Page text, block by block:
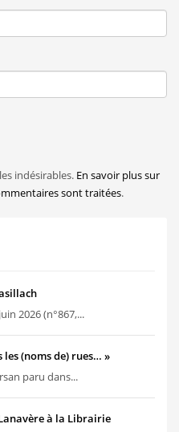
indésirables. En savoir plus sur
sont traitées.
2026 (n°867,...
les (noms de) rues… »
paru dans...
à la Librairie